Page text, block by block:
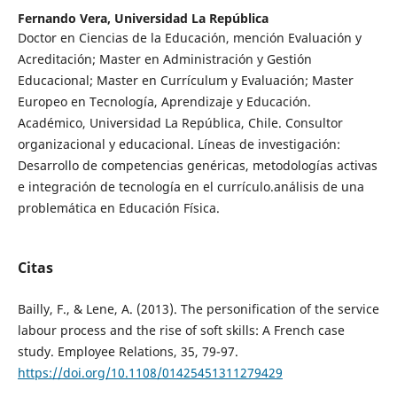
Fernando Vera, Universidad La República
Doctor en Ciencias de la Educación, mención Evaluación y
Acreditación; Master en Administración y Gestión
Educacional; Master en Currículum y Evaluación; Master
Europeo en Tecnología, Aprendizaje y Educación.
Académico, Universidad La República, Chile. Consultor
organizacional y educacional. Líneas de investigación:
Desarrollo de competencias genéricas, metodologías activas
e integración de tecnología en el currículo.análisis de una
problemática en Educación Física.
Citas
Bailly, F., & Lene, A. (2013). The personification of the service
labour process and the rise of soft skills: A French case
study. Employee Relations, 35, 79-97.
https://doi.org/10.1108/01425451311279429